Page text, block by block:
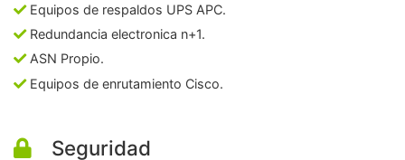
Equipos de respaldos UPS APC.
Redundancia electronica n+1.
ASN Propio.
Equipos de enrutamiento Cisco.
Seguridad